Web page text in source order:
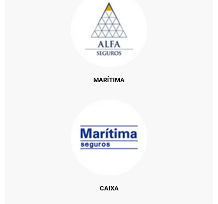
MARÍTIMA
CAIXA